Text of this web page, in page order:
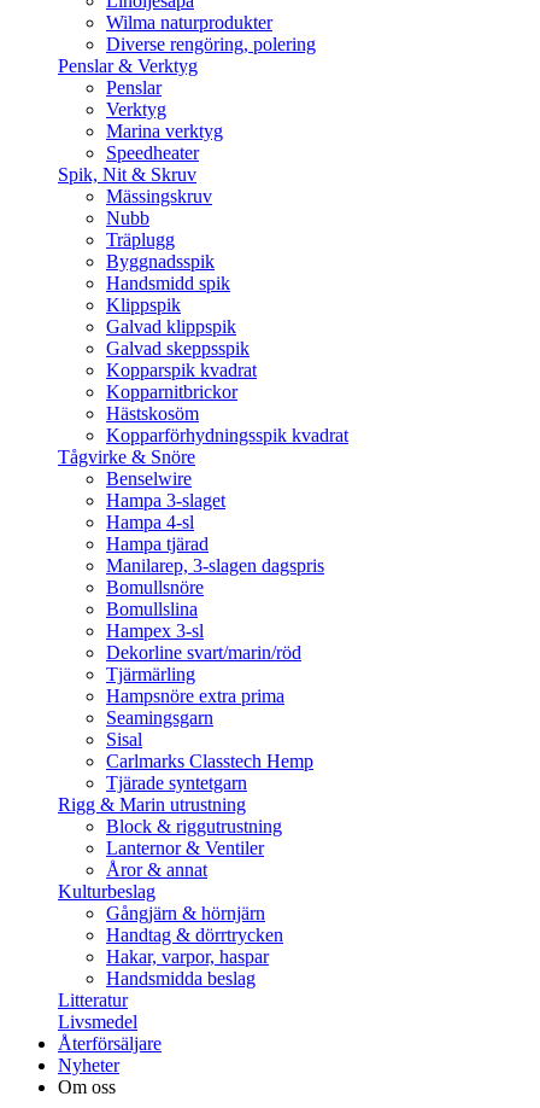
Wilma naturprodukter
Diverse rengöring, polering
Penslar & Verktyg
Penslar
Verktyg
Marina verktyg
Speedheater
Spik, Nit & Skruv
Mässingskruv
Nubb
Träplugg
Byggnadsspik
Handsmidd spik
Klippspik
Galvad klippspik
Galvad skeppsspik
Kopparspik kvadrat
Kopparnitbrickor
Hästskosöm
Kopparförhydningsspik kvadrat
Tågvirke & Snöre
Benselwire
Hampa 3-slaget
Hampa 4-sl
Hampa tjärad
Manilarep, 3-slagen dagspris
Bomullsnöre
Bomullslina
Hampex 3-sl
Dekorline svart/marin/röd
Tjärmärling
Hampsnöre extra prima
Seamingsgarn
Sisal
Carlmarks Classtech Hemp
Tjärade syntetgarn
Rigg & Marin utrustning
Block & riggutrustning
Lanternor & Ventiler
Åror & annat
Kulturbeslag
Gångjärn & hörnjärn
Handtag & dörrtrycken
Hakar, varpor, haspar
Handsmidda beslag
Litteratur
Livsmedel
Återförsäljare
Nyheter
Om oss